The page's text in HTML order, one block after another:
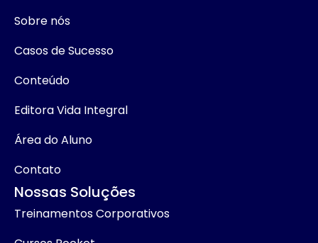
Sobre nós
Casos de Sucesso
Conteúdo
Editora Vida Integral
Área do Aluno
Contato
Nossas Soluções
Treinamentos Corporativos